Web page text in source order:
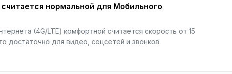
считается нормальной для Мобильного
(4G/LTE) комфортной считается скорость от 15
достаточно для видео, соцсетей и звонков.